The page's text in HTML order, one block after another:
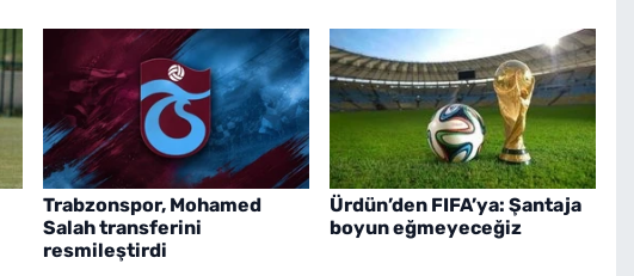
Trabzonspor, Mohamed
Salah transferini
resmileştirdi
Ürdün’den FIFA’ya: Şantaja
boyun eğmeyeceğiz